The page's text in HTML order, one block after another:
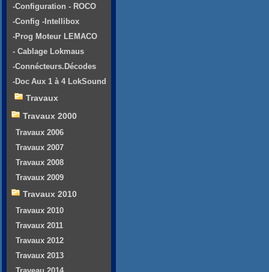
-Configuration - ROCO
-Config -Intellibox
-Prog Moteur LEMACO
- Cablage Lokmaus
-Connécteurs.Décodes
-Doc Aux 1 à 4 LokSound
Travaux
Travaux 2000
Travaux 2006
Travaux 2007
Travaux 2008
Travaux 2009
Travaux 2010
Travaux 2010
Travaux 2011
Travaux 2012
Travaux 2013